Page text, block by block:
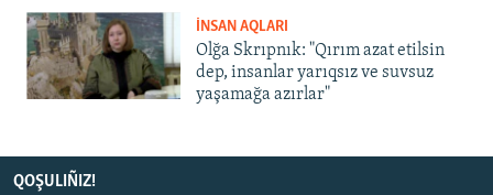
İNSAN AQLARI
Olğa Skrıpnık: "Qırım azat etilsin
dep, insanlar yarıqsız ve suvsuz
yaşamağa azırlar"
QOŞULIÑIZ!